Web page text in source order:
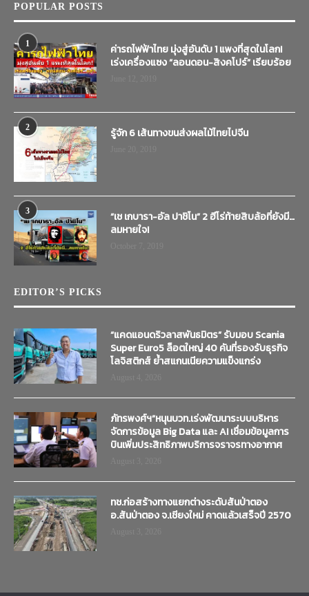
POPULAR POSTS
1
ค่ารถไฟฟ้าไทย มุ่งสู่อันดับ 1 แพงที่สุดในโลก!
เร่งเครื่องแซง “ลอนดอน-สิงคโปร์” เรียบร้อย
2 รู้จัก 6 เส้นทางขนส่งผลไม้ไทยไปจีน
3
“เช เกบารา-อัล ปาชิโน” 2 ฮีโร่ท้ายสิบล้อที่ยังมี…
ลมหายใจ!
EDITOR’S PICKS
“แคดแอนดริวลาสพันธมิตร” รับมอบ Scania
Super Euro5 ล็อตใหญ่ 40 คันที่รองรับธุรกิจ
โลจิสติกส์ ย้ำสแกนเนียความแข็งแกร่ง
ภัทรพงศ์ฯ”หนุนบวท.เร่งพัฒนาระบบบริหาร
จัดการข้อมูล Big Data และ AI เชื่อมข้อมูลการ
บินเพิ่มประสิทธิภาพบริการจราจรทางอากาศ
ทช.ก่อสร้างทางแยกต่างระดับสันป่าตอง
อ.สันป่าตอง จ.เชียงใหม่ คาดแล้วเสร็จปี 2570